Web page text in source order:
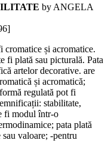
by ANGELA
cromatice și acromatice.
fi plată sau picturală. Pata
artelor decorative. are
și acromatică;
regulată pot fi
stabilitate,
fi modul într-o
pata plată
valoare; -pentru